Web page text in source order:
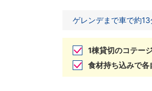
ゲレンデまで車で約
1棟貸切のコテー
食材持ち込みで各